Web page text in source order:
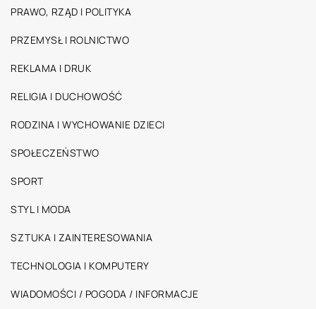
PRAWO, RZĄD I POLITYKA
PRZEMYSŁ I ROLNICTWO
REKLAMA I DRUK
RELIGIA I DUCHOWOŚĆ
RODZINA I WYCHOWANIE DZIECI
SPOŁECZEŃSTWO
SPORT
STYL I MODA
SZTUKA I ZAINTERESOWANIA
TECHNOLOGIA I KOMPUTERY
WIADOMOŚCI / POGODA / INFORMACJE